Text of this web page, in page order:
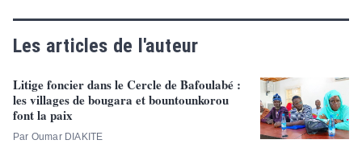
Les articles de l'auteur
Litige foncier dans le Cercle de Bafoulabé :
les villages de bougara et bountounkorou
font la paix
Par Oumar DIAKITE